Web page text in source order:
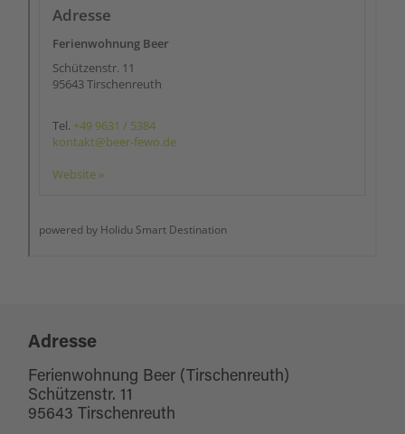
Adresse
Ferienwohnung Beer (Tirschenreuth)
Schützenstr. 11
95643 Tirschenreuth